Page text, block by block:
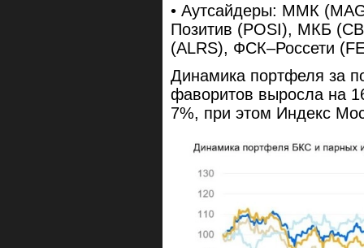
• Аутсайдеры: ММК
Позитив (POSI), МКБ
(ALRS), ФСК–Россети
Динамика портфеля за
фаворитов выросла на
7%, при этом Индекс